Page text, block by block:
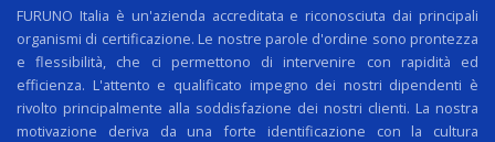
FURUNO Italia è un'azienda accreditata e riconosciuta dai principali
organismi di certificazione. Le nostre parole d'ordine sono prontezza
e flessibilità, che ci permettono di intervenire con rapidità ed
efficienza. L'attento e qualificato impegno dei nostri dipendenti è
rivolto principalmente alla soddisfazione dei nostri clienti. La nostra
motivazione deriva da una forte identificazione con la cultura